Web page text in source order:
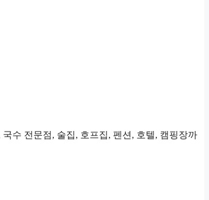
수 전문점, 술집, 호프집, 펜션, 호텔, 캠핑장까